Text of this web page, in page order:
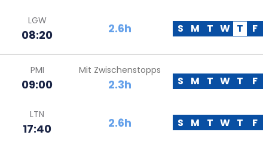
LGW
08:20 2.6h S M T W T F
PMI
09:00
Mit Zwischenstopps
2.3h S M T W T F
LTN
17:40 2.6h S M T W T F